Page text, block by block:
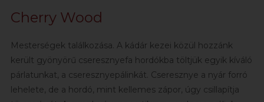
Cherry Wood
Mesterségek találkozása. A kádár kezei közül hozzánk
került gyönyörű cseresznyefa hordókba töltjük egyik kíváló
párlatunkat, a cseresznyepálinkát. Cseresznye a nyár forró
lehelete, de a hordó, mint kellemes zápor, úgy csillapítja